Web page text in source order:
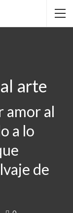
arte
amor al
a lo
de